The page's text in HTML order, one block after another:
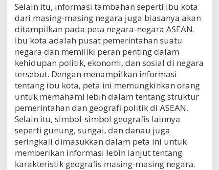
Selain itu, informasi tambahan seperti ibu kota
dari masing-masing negara juga biasanya akan
ditampilkan pada peta negara-negara ASEAN.
Ibu kota adalah pusat pemerintahan suatu
negara dan memiliki peran penting dalam
kehidupan politik, ekonomi, dan sosial di negara
tersebut. Dengan menampilkan informasi
tentang ibu kota, peta ini memungkinkan orang
untuk memahami lebih dalam tentang struktur
pemerintahan dan geografi politik di ASEAN.
Selain itu, simbol-simbol geografis lainnya
seperti gunung, sungai, dan danau juga
seringkali dimasukkan dalam peta ini untuk
memberikan informasi lebih lanjut tentang
karakteristik geografis masing-masing negara.